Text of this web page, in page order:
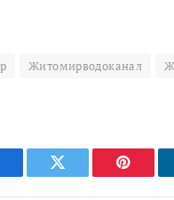
Житомирводоканал
Twitter